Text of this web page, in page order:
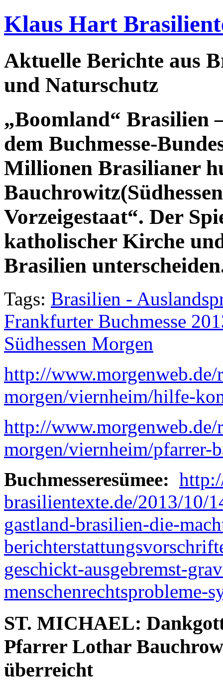
Klaus Hart
Aktuelle Berichte aus
und Naturschutz
„Boomland“ Brasilien
dem Buchmesse-
Millionen Brasilianer
Vorzeigestaat“. Der
katholischer Kirche
Brasilien
Tags: Brasilien -
Frankfurter Buchmesse
Südhessen Morgen
http://www.morgenweb.de/
morgen/viernheim/hilfe-
http://www.morgenweb.de/
morgen/viernheim/pfarrer-
Buchmesseresümee:
brasilientexte.de/2013/10/
gastland-brasilien-die-
geschickt-ausgebremst-
menschenrechtsprobleme-
ST. MICHAEL:
Pfarrer Lothar
überreicht